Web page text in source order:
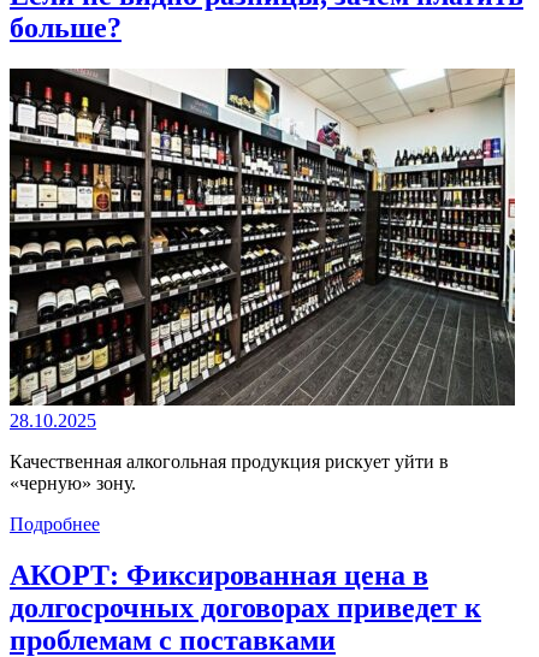
больше?
28.10.2025
Качественная алкогольная продукция рискует уйти в
«черную» зону.
Подробнее
АКОРТ: Фиксированная цена в
долгосрочных договорах приведет к
проблемам с поставками